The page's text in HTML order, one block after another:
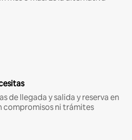
de llegada y salida y reserva en
compromisos ni trámites